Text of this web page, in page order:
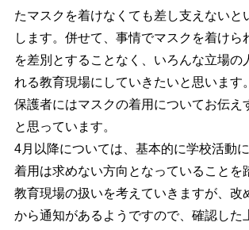
たマスクを着けなくても差し支えないと
します。併せて、事情でマスクを着けら
を差別とすることなく、いろんな立場の
れる教育現場にしていきたいと思います
保護者にはマスクの着用についてお伝え
と思っています。
4月以降については、基本的に学校活動
着用は求めない方向となっていることを
教育現場の扱いを考えていきますが、改
から通知があるようですので、確認した